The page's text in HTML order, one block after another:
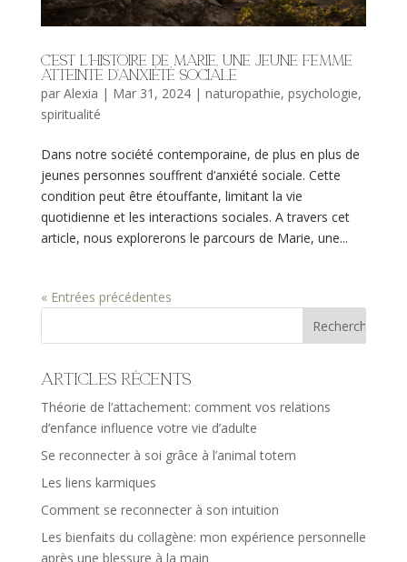
C’est l’histoire de Marie, une jeune femme
atteinte d’anxiété sociale
par Alexia | Mar 31, 2024| naturopathie, psychologie,
spiritualité
Dans notre société contemporaine, de plus en plus de
jeunes personnes souffrent d’anxiété sociale. Cette
condition peut être étouffante, limitant la vie
quotidienne et les interactions sociales. A travers cet
article, nous explorerons le parcours de Marie, une...
« Entrées précédentes
Articles récents
Théorie de l’attachement: comment vos relations
d’enfance influence votre vie d’adulte
Se reconnecter à soi grâce à l’animal totem
Les liens karmiques
Comment se reconnecter à son intuition
Les bienfaits du collagène: mon expérience personnelle
après une blessure à la main